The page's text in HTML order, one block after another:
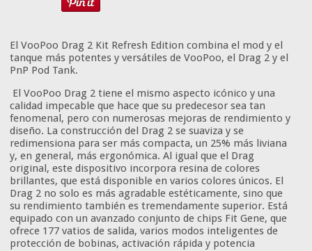
El VooPoo Drag 2 Kit Refresh Edition combina el mod y el
tanque más potentes y versátiles de VooPoo, el Drag 2 y el
PnP Pod Tank.
El VooPoo Drag 2 tiene el mismo aspecto icónico y una
calidad impecable que hace que su predecesor sea tan
fenomenal, pero con numerosas mejoras de rendimiento y
diseño. La construcción del Drag 2 se suaviza y se
redimensiona para ser más compacta, un 25% más liviana
y, en general, más ergonómica. Al igual que el Drag
original, este dispositivo incorpora resina de colores
brillantes, que está disponible en varios colores únicos. El
Drag 2 no solo es más agradable estéticamente, sino que
su rendimiento también es tremendamente superior. Está
equipado con un avanzado conjunto de chips Fit Gene, que
ofrece 177 vatios de salida, varios modos inteligentes de
protección de bobinas, activación rápida y potencia